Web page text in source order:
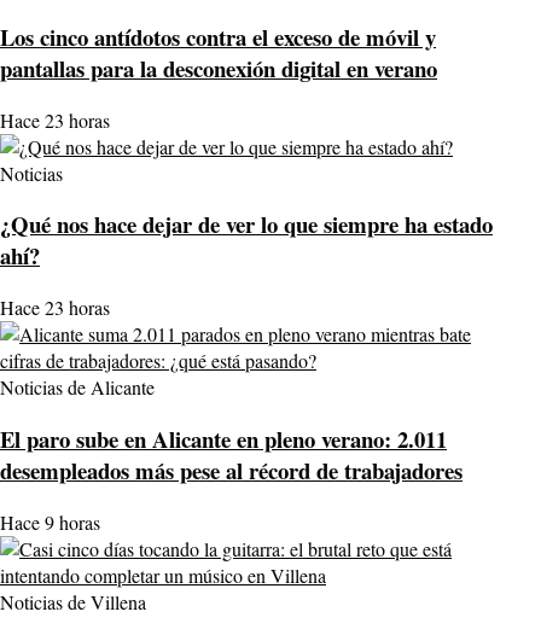
Los cinco antídotos contra el exceso de móvil y
pantallas para la desconexión digital en verano
Hace 23 horas
Noticias
¿Qué nos hace dejar de ver lo que siempre ha estado
ahí?
Hace 23 horas
Noticias de Alicante
El paro sube en Alicante en pleno verano: 2.011
desempleados más pese al récord de trabajadores
Hace 9 horas
Noticias de Villena